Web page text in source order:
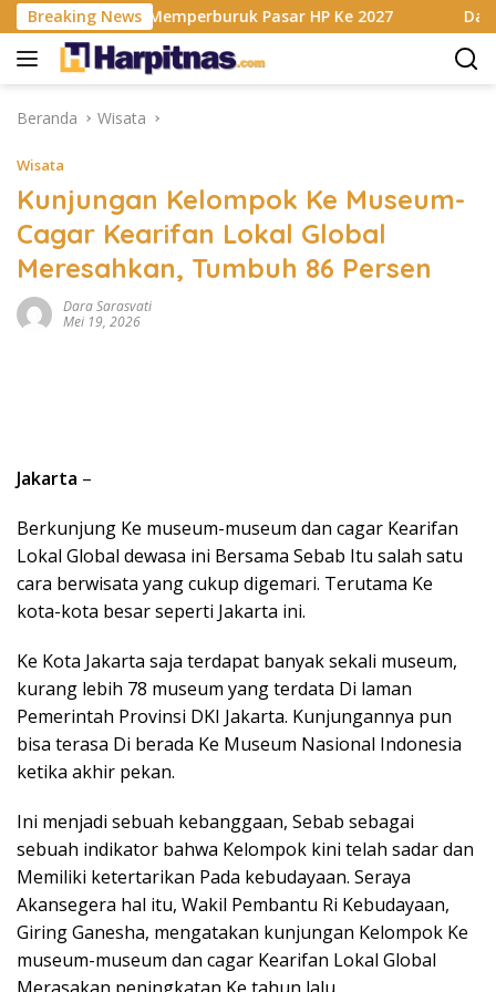
Langsung
ke
konten
Breaking News
Berencana Memperburuk Pasar HP Ke 2027 Dapur
Beranda Wisata
Wisata
Kunjungan Kelompok Ke Museum-
Cagar Kearifan Lokal Global
Meresahkan, Tumbuh 86 Persen
Dara Sarasvati
Mei 19, 2026
Jakarta –
Berkunjung Ke museum-museum dan cagar Kearifan
Lokal Global dewasa ini Bersama Sebab Itu salah satu
cara berwisata yang cukup digemari. Terutama Ke
kota-kota besar seperti Jakarta ini.
Ke Kota Jakarta saja terdapat banyak sekali museum,
kurang lebih 78 museum yang terdata Di laman
Pemerintah Provinsi DKI Jakarta. Kunjungannya pun
bisa terasa Di berada Ke Museum Nasional Indonesia
ketika akhir pekan.
Ini menjadi sebuah kebanggaan, Sebab sebagai
sebuah indikator bahwa Kelompok kini telah sadar dan
Memiliki ketertarikan Pada kebudayaan. Seraya
Akansegera hal itu, Wakil Pembantu Ri Kebudayaan,
Giring Ganesha, mengatakan kunjungan Kelompok Ke
museum-museum dan cagar Kearifan Lokal Global